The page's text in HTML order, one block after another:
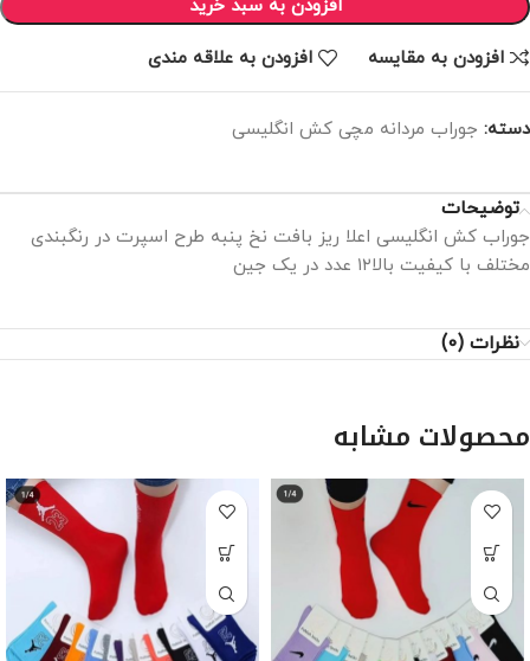
افزودن به سبد خرید
افزودن به مقایسه افزودن به علاقه مندی
دسته: جوراب مردانه مچی کش انگلیسی
توضیحات
جوراب کش انگلیسی اعلا ریز بافت نخ پنبه طرح اسپرت در رنگبندی
مختلف با کیفیت بالا۱۲ عدد در یک جین
نظرات (0)
محصولات مشابه